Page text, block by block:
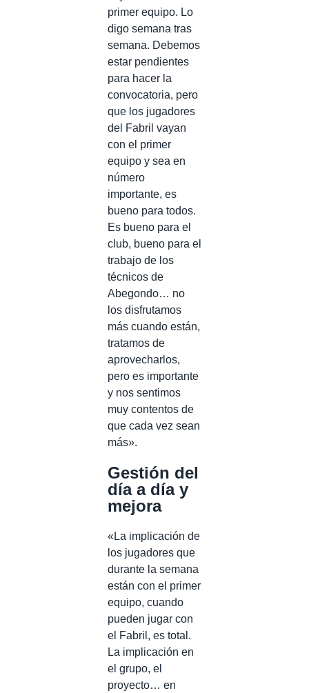
primer equipo. Lo
digo semana tras
semana. Debemos
estar pendientes
para hacer la
convocatoria, pero
que los jugadores
del Fabril vayan
con el primer
equipo y sea en
número
importante, es
bueno para todos.
Es bueno para el
club, bueno para el
trabajo de los
técnicos de
Abegondo… no
los disfrutamos
más cuando están,
tratamos de
aprovecharlos,
pero es importante
y nos sentimos
muy contentos de
que cada vez sean
más».
Gestión del
día a día y
mejora
«La implicación de
los jugadores que
durante la semana
están con el primer
equipo, cuando
pueden jugar con
el Fabril, es total.
La implicación en
el grupo, el
proyecto… en